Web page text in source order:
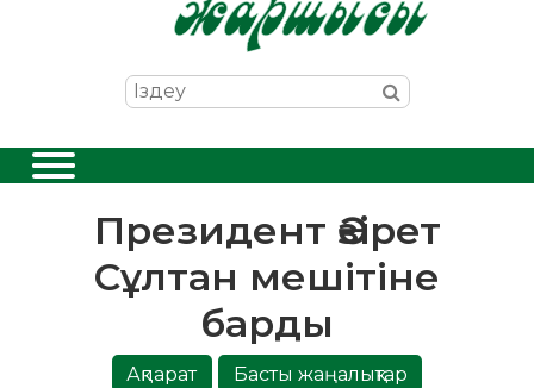
Президент Әзірет
Сұлтан мешітіне
барды
Ақпарат
Басты жаңалықтар